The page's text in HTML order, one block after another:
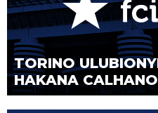
TORINO
HAKANA